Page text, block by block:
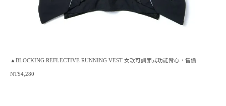
▲BLOCKING REFLECTIVE RUNNING VEST 女款可調節式功能背心，售價
NT$4,280